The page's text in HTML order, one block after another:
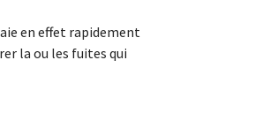
en effet rapidement
la ou les fuites qui